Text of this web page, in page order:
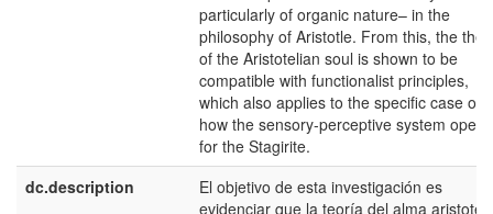
particularly of organic nature– in the
philosophy of Aristotle. From this, the
of the Aristotelian soul is shown to be
compatible with functionalist principles,
which also applies to the specific case of
how the sensory-perceptive system
for the Stagirite.
dc.description
El objetivo de esta investigación es
evidenciar que la teoría del alma